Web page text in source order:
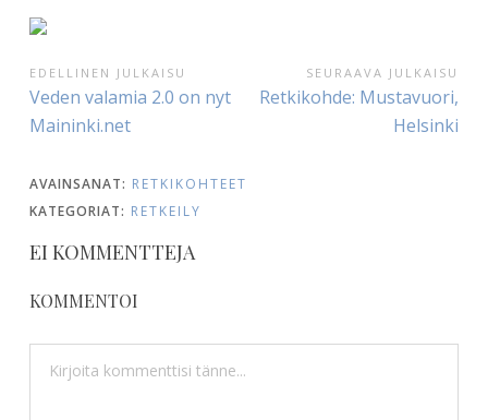
ARTIKKELIEN
SELAUS
EDELLINEN JULKAISU
Edellinen
julkaisu:
Veden valamia 2.0 on nyt
Maininki.net
SEURAAVA JULKAISU
Seuraava
Retkikohde: Mustavuori,
Helsinki
AVAINSANAT: RETKIKOHTEET
KATEGORIAT: RETKEILY
EI KOMMENTTEJA
KOMMENTOI